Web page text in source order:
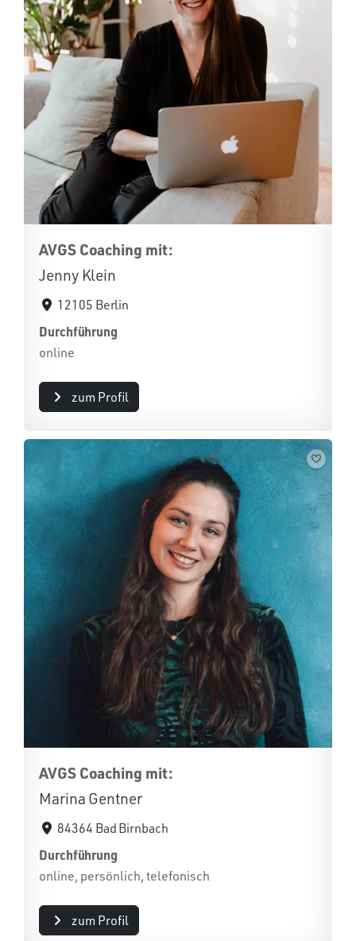
AVGS Coaching mit:
Jenny Klein
12105 Berlin
Durchführung
online
zum Profil
AVGS Coaching mit:
Marina Gentner
84364 Bad Birnbach
Durchführung
online, persönlich, telefonisch
zum Profil